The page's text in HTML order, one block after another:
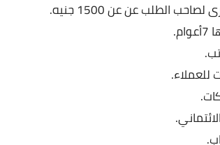
الطلب عن عن 1500 جنيه.
للعملاء.